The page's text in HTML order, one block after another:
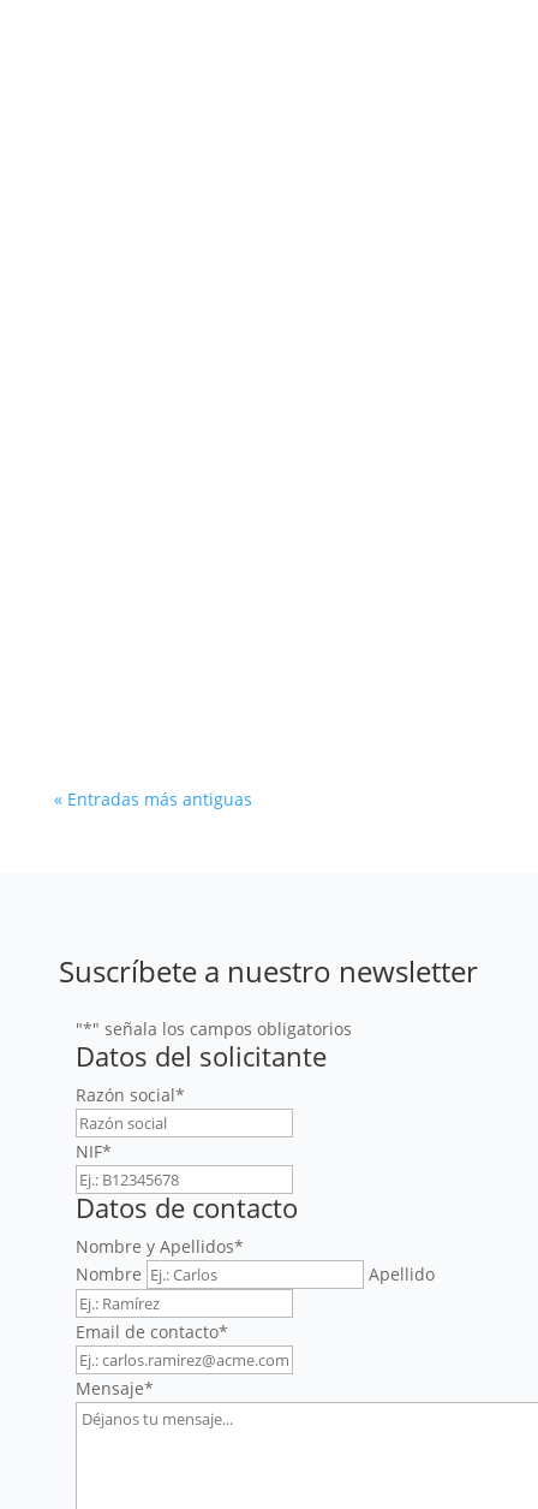
« Entradas más antiguas
Suscríbete a nuestro newsletter
"*" señala los campos obligatorios
Datos del solicitante
Razón social*
NIF*
Datos de contacto
Nombre y Apellidos*
Nombre
Apellido
Email de contacto*
Mensaje*